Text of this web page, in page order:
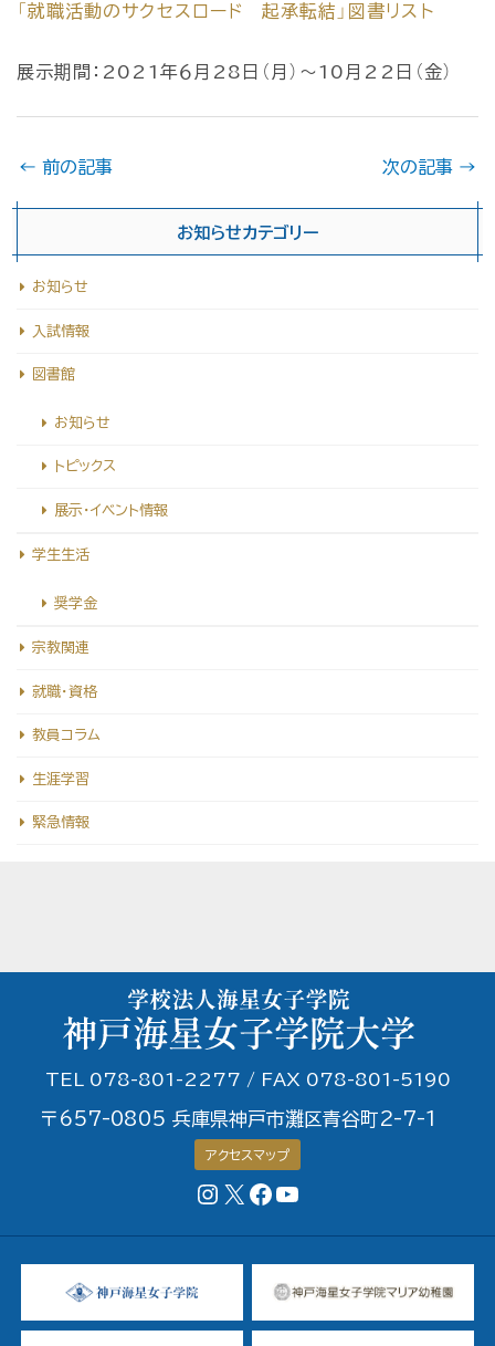
「就職活動のサクセスロード 起承転結」図書リスト
展示期間：2021年６月28日（月）～10月22日（金）
← 前の記事 次の記事 →
お知らせカテゴリー
お知らせ
入試情報
図書館
お知らせ
トピックス
展示・イベント情報
学生生活
奨学金
宗教関連
就職・資格
教員コラム
生涯学習
緊急情報
TEL 078-801-2277 / FAX 078-801-5190
〒657-0805 兵庫県神戸市灘区青谷町2-7-1
アクセスマップ
Instagram
X FacebookページYouTubeチャンネル